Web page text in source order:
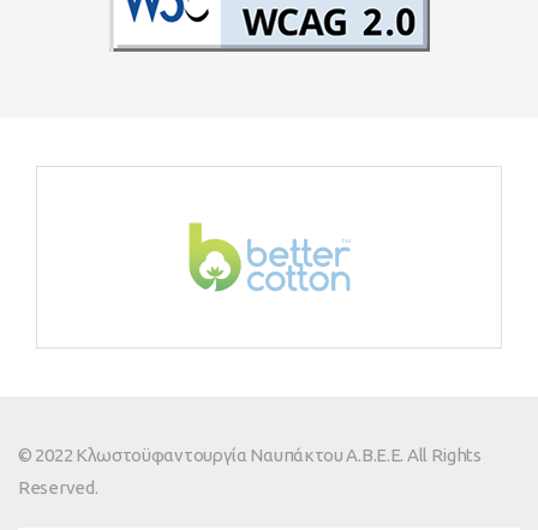
© 2022 Κλωστοϋφαντουργία Ναυπάκτου Α.Β.Ε.Ε. All Rights
Reserved.